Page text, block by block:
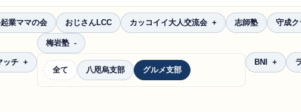
業ママの会 おじさんLCC カッコイイ大人交流会 志師塾 守成ク
ッチ
梅岩塾
全て 八咫烏支部 グルメ支部
BNI